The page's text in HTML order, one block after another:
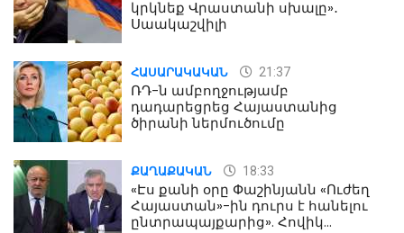
կրկնեք Վրաստանի սխալը»․
Սաակաշվիլի
ՀԱՍԱՐԱԿԱԿԱՆ 21:37
ՌԴ-ն ամբողջությամբ
դադարեցրեց Հայաստանից
ծիրանի ներմուծումը
ՔԱՂԱՔԱԿԱՆ 18:33
«Էս քանի օրը Փաշինյանն «Ուժեղ
Հայաստան»-ին դուրս է հանելու
ընտրապայքարից». Հովիկ